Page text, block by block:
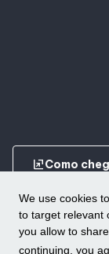
We use cookies
to target relevant
you allow to share
continuing, you
ungroupComo